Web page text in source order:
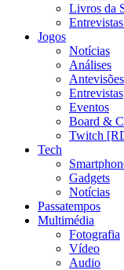
Livros da
Jogos
Notícias
Análises
Antevisões
Entrevistas
Eventos
Board &
Twitch
Tech
Gadgets
Notícias
Passatempos
Multimédia
Fotografia
Vídeo
Audio